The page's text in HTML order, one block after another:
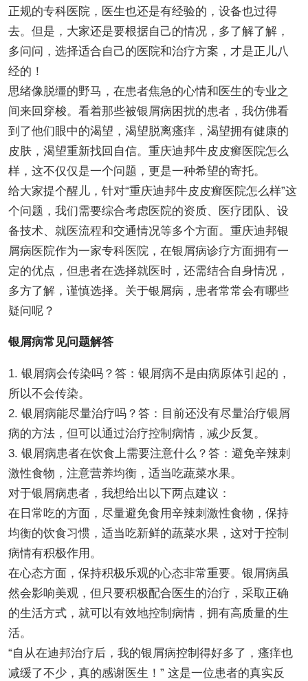
正规的专科医院，医生也还是有经验的，设备也过得
去。但是，大家还是要根据自己的情况，多了解了解，
多问问，选择适合自己的医院和治疗方案，才是正儿八
经的！
思绪像脱缰的野马，在患者焦急的心情和医生的专业之
间来回穿梭。看着那些被银屑病困扰的患者，我仿佛看
到了他们眼中的渴望，渴望脱离瘙痒，渴望拥有健康的
皮肤，渴望重新找回自信。重庆迪邦牛皮皮癣医院怎么
样，这不仅仅是一个问题，更是一种希望的寄托。
给大家提个醒儿，针对“重庆迪邦牛皮皮癣医院怎么样”这
个问题，我们需要综合考虑医院的资质、医疗团队、设
备技术、就医流程和交通情况等多个方面。重庆迪邦银
屑病医院作为一家专科医院，在银屑病诊疗方面拥有一
定的优点，但患者在选择就医时，还需结合自身情况，
多方了解，谨慎选择。关于银屑病，患者常常会有哪些
疑问呢？
银屑病常见问题解答
1. 银屑病会传染吗？答：银屑病不是由病原体引起的，
所以不会传染。
2. 银屑病能尽量治疗吗？答：目前还没有尽量治疗银屑
病的方法，但可以通过治疗控制病情，减少反复。
3. 银屑病患者在饮食上需要注意什么？答：避免辛辣刺
激性食物，注意营养均衡，适当吃蔬菜水果。
对于银屑病患者，我想给出以下两点建议：
在日常吃的方面，尽量避免食用辛辣刺激性食物，保持
均衡的饮食习惯，适当吃新鲜的蔬菜水果，这对于控制
病情有积极作用。
在心态方面，保持积极乐观的心态非常重要。银屑病虽
然会影响美观，但只要积极配合医生的治疗，采取正确
的生活方式，就可以有效地控制病情，拥有高质量的生
活。
“自从在迪邦治疗后，我的银屑病控制得好多了，瘙痒也
减缓了不少，真的感谢医生！” 这是一位患者的真实反